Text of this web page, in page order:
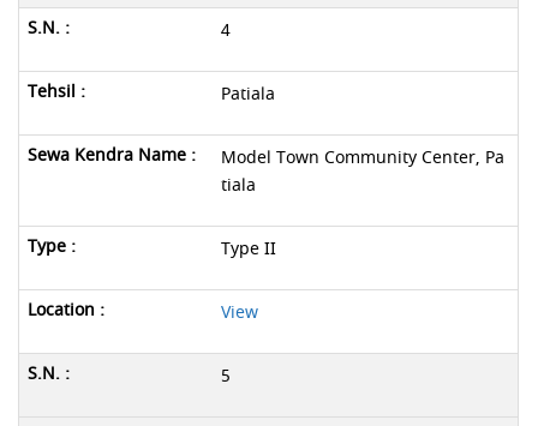
4
Patiala
Model Town Community Center, Pa
tiala
Type II
View
5